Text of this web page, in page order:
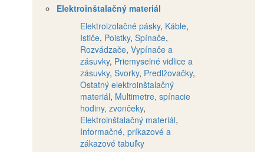
Elektroinštalačný materiál
Elektroizolačné pásky, Káble,
Ističe, Poistky, Spínače,
Rozvádzače, Vypínače a
zásuvky, Priemyselné vidlice a
zásuvky, Svorky, Predlžovačky,
Ostatný elektroinštalačný
materiál, Multimetre, spínacie
hodiny, zvončeky,
Elektroinštalačný materiál,
Informačné, príkazové a
zákazové tabuľky